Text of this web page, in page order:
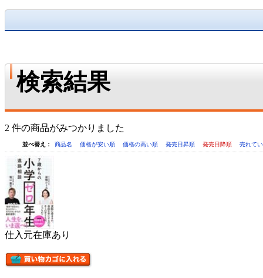
検索結果
2 件の商品がみつかりました
並べ替え： 商品名 価格が安い順 価格の高い順 発売日昇順 発売日降順 売れて
仕入元在庫あり